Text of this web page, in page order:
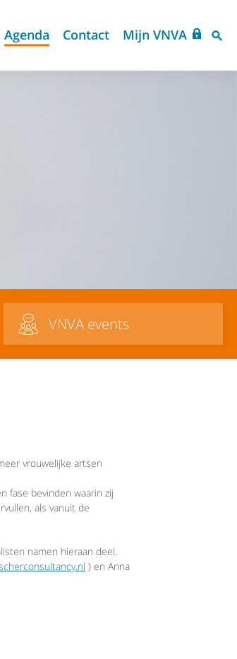
Agenda Contact Mijn VNVA
VNVA events
vrouwelijke artsen
fase bevinden waarin zij
als vanuit de
namen hieraan deel.
) en Anna